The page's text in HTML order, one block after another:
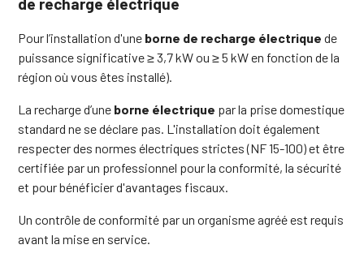
Pour l’installation d'une borne de recharge électrique de
puissance significative ≥ 3,7 kW ou ≥ 5 kW en fonction de la
région où vous êtes installé).
La recharge d’une borne électrique par la prise domestique
standard ne se déclare pas. L'installation doit également
respecter des normes électriques strictes (NF 15-100) et être
certifiée par un professionnel pour la conformité, la sécurité
et pour bénéficier d'avantages fiscaux.
Un contrôle de conformité par un organisme agréé est requis
avant la mise en service.